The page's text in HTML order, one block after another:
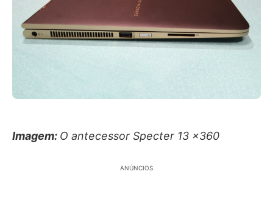
Imagem: O antecessor Specter 13 x360
ANÚNCIOS